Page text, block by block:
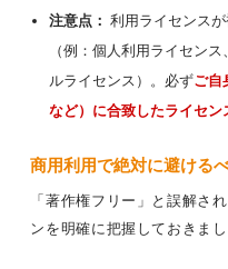
注意点： 利用ライセンス
（例：個人利用ライセン
ルライセンス）。必ずご自
など）に合致したライセン
商用利用で絶対に避ける
「著作権フリー」と誤解さ
ンを明確に把握しておきまし